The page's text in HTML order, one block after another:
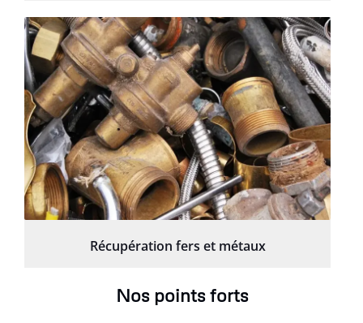
Récupération fers et métaux
Nos points forts